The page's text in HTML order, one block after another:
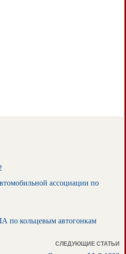
ассоциации по
по кольцевым автогонкам
СЛЕДУЮЩИЕ СТАТЬИ